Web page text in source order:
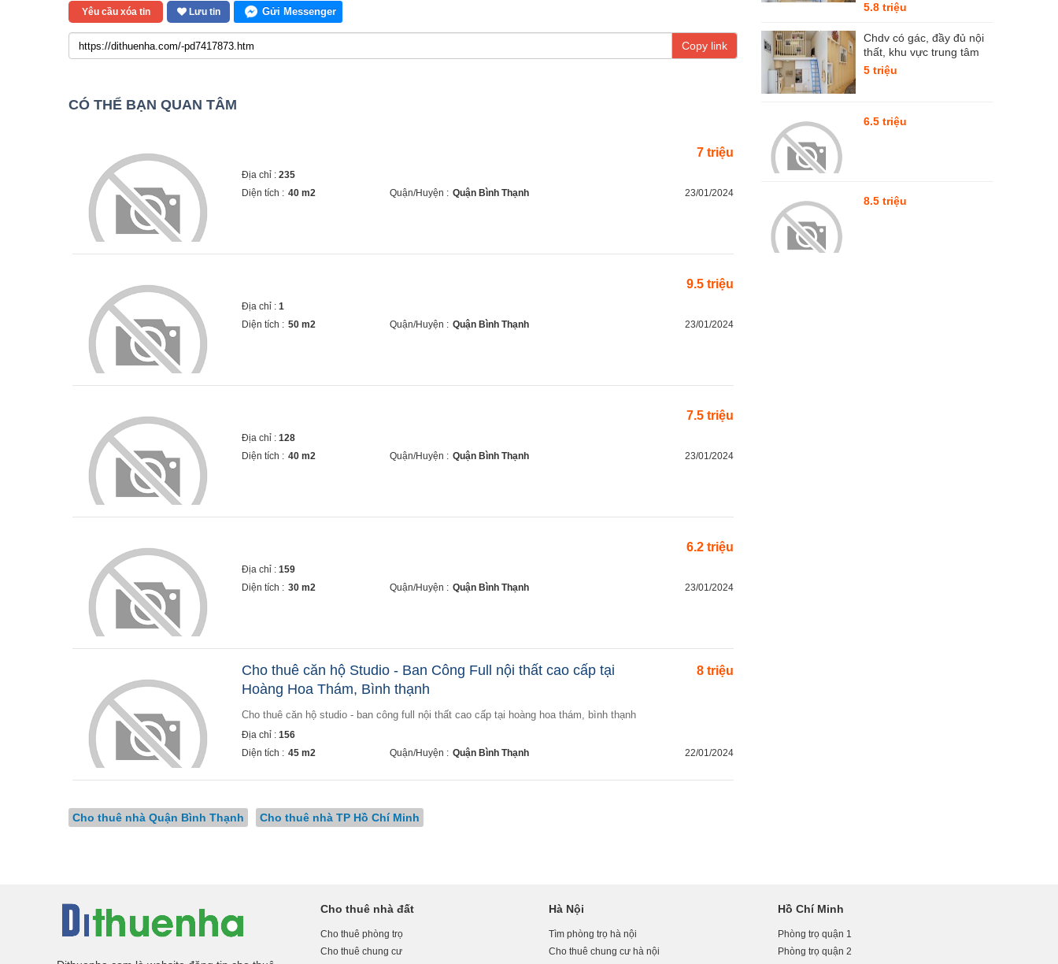
Yêu cầu xóa tin Lưu tin Gửi Messenger
Copy link
CÓ THỂ BẠN QUAN TÂM
7 triệu
Địa chỉ : 235
Diện tích : 40 m2 Quận/Huyện : Quận Bình Thạnh 23/01/2024
9.5 triệu
Địa chỉ : 1
Diện tích : 50 m2 Quận/Huyện : Quận Bình Thạnh 23/01/2024
7.5 triệu
Địa chỉ : 128
Diện tích : 40 m2 Quận/Huyện : Quận Bình Thạnh 23/01/2024
6.2 triệu
Địa chỉ : 159
Diện tích : 30 m2 Quận/Huyện : Quận Bình Thạnh 23/01/2024
8 triệu
Cho thuê căn hộ Studio - Ban Công Full nội thất cao cấp tại
Hoàng Hoa Thám, Bình thạnh
cho thuê căn hộ studio - ban công full nội thất cao cấp tại hoàng hoa thám, bình thạnh
Địa chỉ : 156
Diện tích : 45 m2 Quận/Huyện : Quận Bình Thạnh 22/01/2024
Cho thuê nhà Quận Bình Thạnh Cho thuê nhà TP Hồ Chí Minh
5.8 triệu
Chdv có gác, đầy đủ nội
thất, khu vực trung tâm
5 triệu
6.5 triệu
8.5 triệu
Cho thuê nhà đất
Cho thuê phòng trọ
Cho thuê chung cư
Hà Nội
Tìm phòng trọ hà nội
Cho thuê chung cư hà nội
Hồ Chí Minh
Phòng trọ quận 1
Phòng trọ quận 2